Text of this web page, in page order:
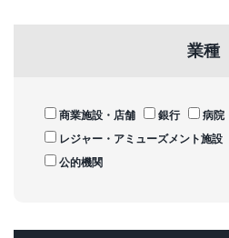
業種
商業施設・店舗 銀行 病院
レジャー・アミューズメント施設
公的機関